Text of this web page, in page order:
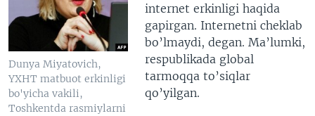
Dunya Miyatovich,
YXHT matbuot erkinligi
bo'yicha vakili,
Toshkentda rasmiylarni
internet erkinligi haqida
gapirgan. Internetni cheklab
bo’lmaydi, degan. Ma’lumki,
respublikada global
tarmoqqa to’siqlar
qo’yilgan.